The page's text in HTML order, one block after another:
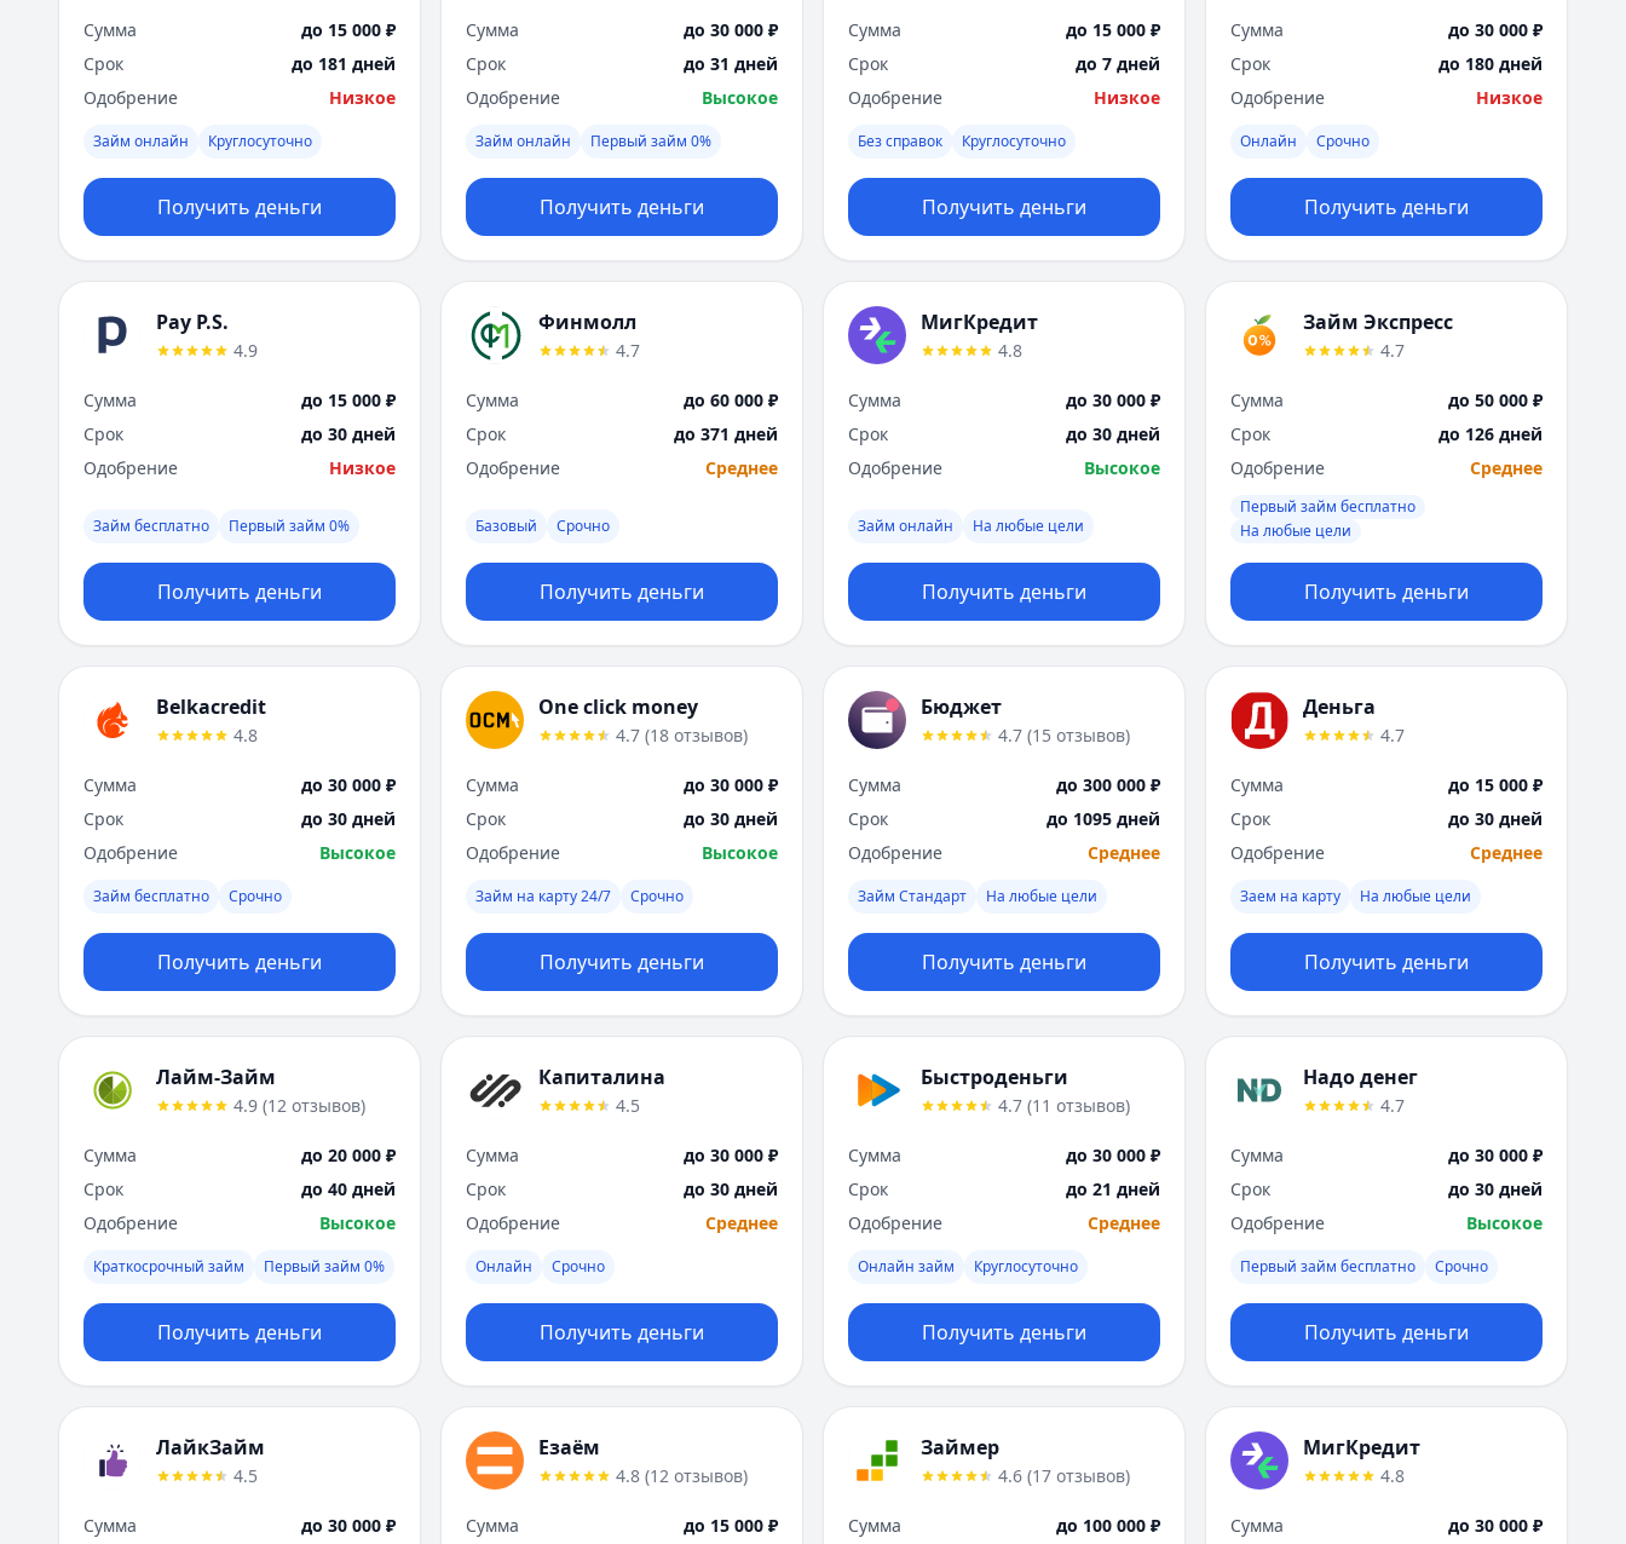
Сумма
до 15 000 ₽
Срок
до 181 дней
Одобрение
Низкое
Займ онлайн Круглосуточно
Получить деньги
Сумма
до 30 000 ₽
Срок
до 31 дней
Одобрение
Высокое
Займ онлайн Первый займ 0%
Получить деньги
Сумма
до 15 000 ₽
Срок
до 7 дней
Одобрение
Низкое
Без справок Круглосуточно
Получить деньги
Сумма
до 30 000 ₽
Срок
до 180 дней
Одобрение
Низкое
Онлайн Срочно
Получить деньги
Pay P.S.
4.9
Сумма
до 15 000 ₽
Срок
до 30 дней
Одобрение
Низкое
Займ бесплатно Первый займ 0%
Получить деньги
Финмолл
4.7
Сумма
до 60 000 ₽
Срок
до 371 дней
Одобрение
Среднее
Базовый Срочно
Получить деньги
МигКредит
4.8
Сумма
до 30 000 ₽
Срок
до 30 дней
Одобрение
Высокое
Займ онлайн На любые цели
Получить деньги
Займ Экспресс
4.7
Сумма
до 50 000 ₽
Срок
до 126 дней
Одобрение
Среднее
Первый займ бесплатно
На любые цели
Получить деньги
Belkacredit
4.8
Сумма
до 30 000 ₽
Срок
до 30 дней
Одобрение
Высокое
Займ бесплатно Срочно
Получить деньги
One click money
4.7 (18 отзывов)
Сумма
до 30 000 ₽
Срок
до 30 дней
Одобрение
Высокое
Займ на карту 24/7 Срочно
Получить деньги
Бюджет
4.7 (15 отзывов)
Сумма
до 300 000 ₽
Срок
до 1095 дней
Одобрение
Среднее
Займ Стандарт На любые цели
Получить деньги
Деньга
4.7
Сумма
до 15 000 ₽
Срок
до 30 дней
Одобрение
Среднее
Заем на карту На любые цели
Получить деньги
Лайм-Займ
4.9 (12 отзывов)
Сумма
до 20 000 ₽
Срок
до 40 дней
Одобрение
Высокое
Краткосрочный займ Первый займ 0%
Получить деньги
Капиталина
4.5
Сумма
до 30 000 ₽
Срок
до 30 дней
Одобрение
Среднее
Онлайн Срочно
Получить деньги
Быстроденьги
4.7 (11 отзывов)
Сумма
до 30 000 ₽
Срок
до 21 дней
Одобрение
Среднее
Онлайн займ Круглосуточно
Получить деньги
Надо денег
4.7
Сумма
до 30 000 ₽
Срок
до 30 дней
Одобрение
Высокое
Первый займ бесплатно Срочно
Получить деньги
ЛайкЗайм
4.5
Сумма до 30 000 ₽
Езаём
4.8 (12 отзывов)
Сумма до 15 000 ₽
Займер
4.6 (17 отзывов)
Сумма до 100 000 ₽
МигКредит
4.8
Сумма до 30 000 ₽